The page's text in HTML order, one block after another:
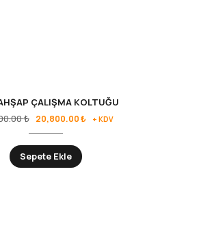
ÇALIŞMA KOLTUĞU
₺ 20,800.00₺ + KDV
Sepete Ekle